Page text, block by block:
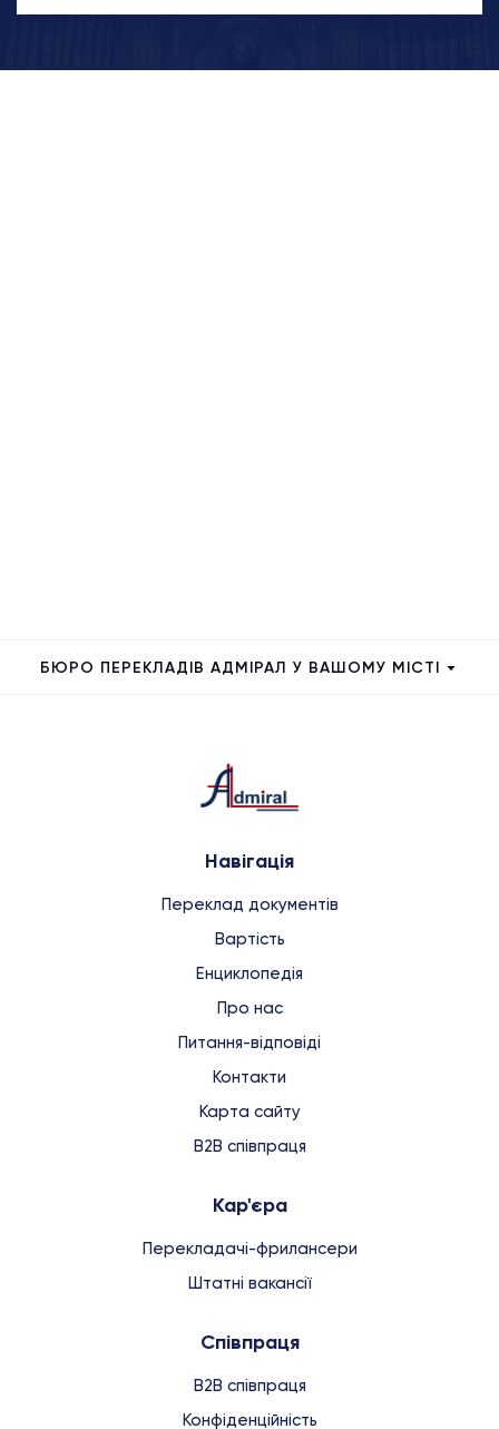
БЮРО ПЕРЕКЛАДІВ АДМІРАЛ У ВАШОМУ МІСТІ
Навігація
Переклад документів
Вартість
Енциклопедія
Про нас
Питання-відповіді
Контакти
Карта сайту
B2B співпраця
Кар'єра
Перекладачі-фрилансери
Штатні вакансії
Співпраця
B2B співпраця
Конфіденційність